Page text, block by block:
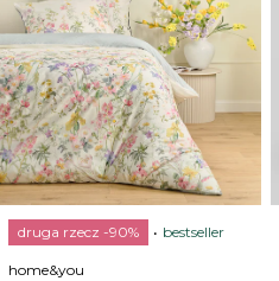
druga rzecz -90% bestseller
home&you